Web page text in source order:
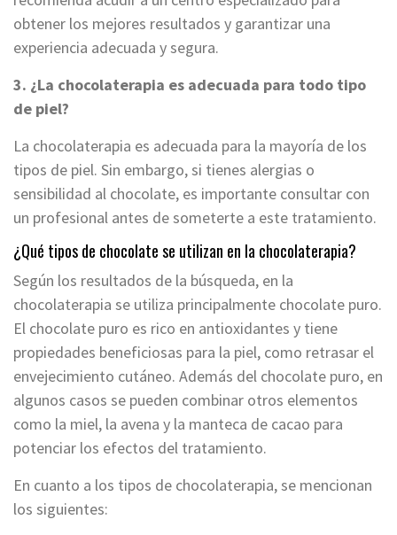
obtener los mejores resultados y garantizar una
experiencia adecuada y segura.
3. ¿La chocolaterapia es adecuada para todo tipo
de piel?
La chocolaterapia es adecuada para la mayoría de los
tipos de piel. Sin embargo, si tienes alergias o
sensibilidad al chocolate, es importante consultar con
un profesional antes de someterte a este tratamiento.
¿Qué tipos de chocolate se utilizan en la chocolaterapia?
Según los resultados de la búsqueda, en la
chocolaterapia se utiliza principalmente chocolate puro.
El chocolate puro es rico en antioxidantes y tiene
propiedades beneficiosas para la piel, como retrasar el
envejecimiento cutáneo. Además del chocolate puro, en
algunos casos se pueden combinar otros elementos
como la miel, la avena y la manteca de cacao para
potenciar los efectos del tratamiento.
En cuanto a los tipos de chocolaterapia, se mencionan
los siguientes: